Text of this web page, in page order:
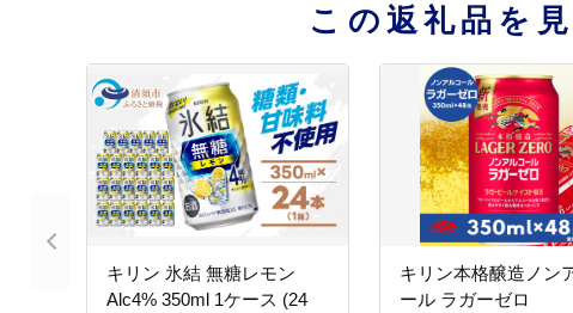
この返礼品を
キリン 氷結 無糖レモン
Alc4% 350ml 1ケース (24
キリン本格醸造ノン
ール ラガーゼロ